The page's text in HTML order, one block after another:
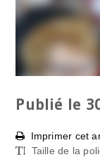
Publié le
Imprimer cet
Taille de la